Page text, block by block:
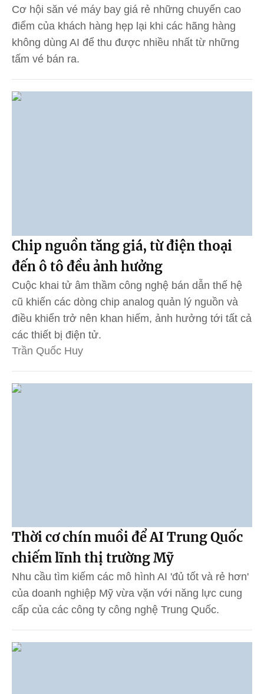
Cơ hội săn vé máy bay giá rẻ những chuyến cao
điểm của khách hàng hẹp lại khi các hãng hàng
không dùng AI để thu được nhiều nhất từ những
tấm vé bán ra.
Chip nguồn tăng giá, từ điện thoại
đến ô tô đều ảnh hưởng
Cuộc khai tử âm thầm công nghệ bán dẫn thế hệ
cũ khiến các dòng chip analog quản lý nguồn và
điều khiển trở nên khan hiếm, ảnh hưởng tới tất cả
các thiết bị điện tử.
Trần Quốc Huy
Thời cơ chín muồi để AI Trung Quốc
chiếm lĩnh thị trường Mỹ
Nhu cầu tìm kiếm các mô hình AI 'đủ tốt và rẻ hơn'
của doanh nghiệp Mỹ vừa vặn với năng lực cung
cấp của các công ty công nghệ Trung Quốc.